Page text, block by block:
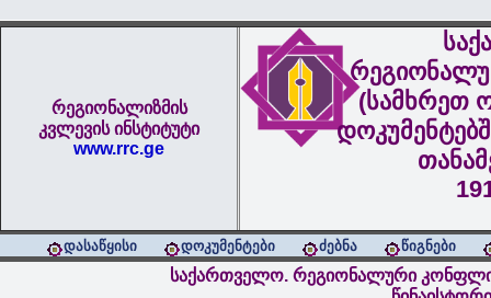
რეგიონალიზმის
კვლევის ინსტიტუტი
www.rrc.ge
(სამხრეთ
დასაწყისი დოკუმენტები ძებნა წიგნები
საქართველო. რეგიონალური